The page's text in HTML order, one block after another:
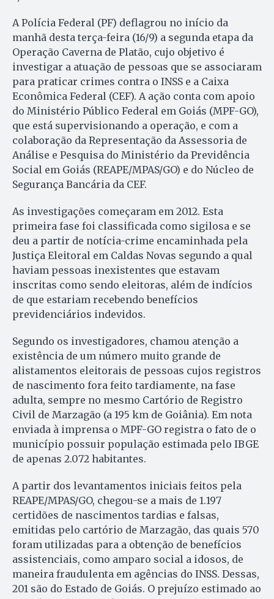
A Polícia Federal (PF) deflagrou no início da
manhã desta terça-feira (16/9) a segunda etapa da
Operação Caverna de Platão, cujo objetivo é
investigar a atuação de pessoas que se associaram
para praticar crimes contra o INSS e a Caixa
Econômica Federal (CEF). A ação conta com apoio
do Ministério Público Federal em Goiás (MPF-GO),
que está supervisionando a operação, e com a
colaboração da Representação da Assessoria de
Análise e Pesquisa do Ministério da Previdência
Social em Goiás (REAPE/MPAS/GO) e do Núcleo de
Segurança Bancária da CEF.
As investigações começaram em 2012. Esta
primeira fase foi classificada como sigilosa e se
deu a partir de notícia-crime encaminhada pela
Justiça Eleitoral em Caldas Novas segundo a qual
haviam pessoas inexistentes que estavam
inscritas como sendo eleitoras, além de indícios
de que estariam recebendo benefícios
previdenciários indevidos.
Segundo os investigadores, chamou atenção a
existência de um número muito grande de
alistamentos eleitorais de pessoas cujos registros
de nascimento fora feito tardiamente, na fase
adulta, sempre no mesmo Cartório de Registro
Civil de Marzagão (a 195 km de Goiânia). Em nota
enviada à imprensa o MPF-GO registra o fato de o
município possuir população estimada pelo IBGE
de apenas 2.072 habitantes.
A partir dos levantamentos iniciais feitos pela
REAPE/MPAS/GO, chegou-se a mais de 1.197
certidões de nascimentos tardias e falsas,
emitidas pelo cartório de Marzagão, das quais 570
foram utilizadas para a obtenção de benefícios
assistenciais, como amparo social a idosos, de
maneira fraudulenta em agências do INSS. Dessas,
201 são do Estado de Goiás. O prejuízo estimado ao